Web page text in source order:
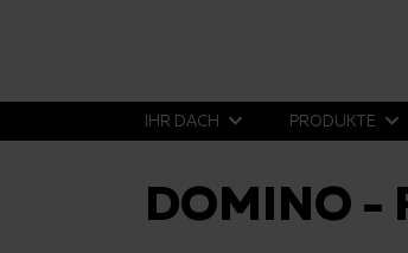
IHR DACH PRODUKTE
DOMINO -